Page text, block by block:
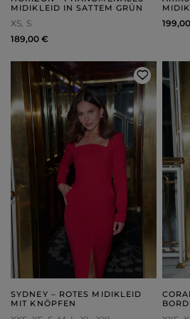
MIDIKLEID IN SATTEM GRÜN
XS S
189,00 €
SYDNEY – ROTES MIDIKLEID
MIT KNÖPFEN